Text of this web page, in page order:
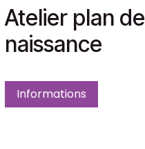
Atelier plan de
naissance
Informations